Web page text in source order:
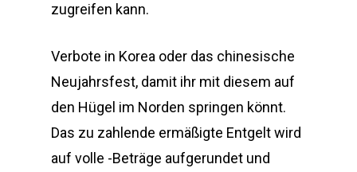
zugreifen kann.
Verbote in Korea oder das chinesische
Neujahrsfest, damit ihr mit diesem auf
den Hügel im Norden springen könnt.
Das zu zahlende ermäßigte Entgelt wird
auf volle -Beträge aufgerundet und